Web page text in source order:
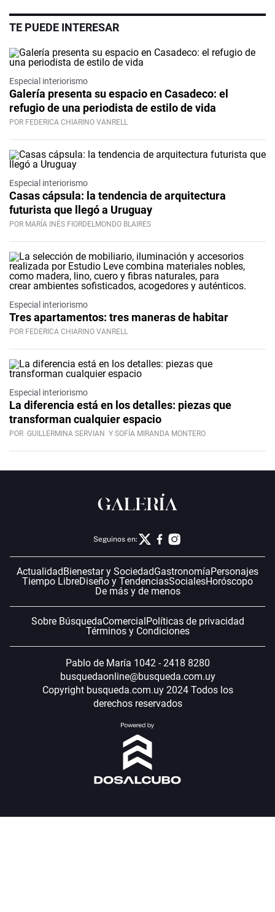
TE PUEDE INTERESAR
Especial interiorismo
Galería presenta su espacio en Casadeco: el
refugio de una periodista de estilo de vida
POR FEDERICA CHIARINO VANRELL
Especial interiorismo
Casas cápsula: la tendencia de arquitectura
futurista que llegó a Uruguay
POR MARÍA INÉS FIORDELMONDO BLAIRES
Especial interiorismo
Tres apartamentos: tres maneras de habitar
POR FEDERICA CHIARINO VANRELL
Especial interiorismo
La diferencia está en los detalles: piezas que
transforman cualquier espacio
POR GUILLERMINA SERVIAN Y SOFÍA MIRANDA MONTERO
Seguinos en:
Actualidad Bienestar y SociedadGastronomíaPersonajes
Tiempo LibreDiseño y TendenciasSocialesHoróscopo
De más y de menos
Sobre BúsquedaComercial Políticas de privacidad
Términos y Condiciones
Pablo de María 1042 - 2418 8280
busquedaonline@busqueda.com.uy
Copyright busqueda.com.uy 2024 Todos los
derechos reservados